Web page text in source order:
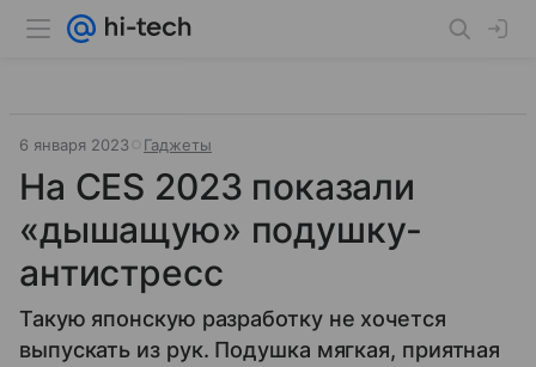
6 января 2023 Гаджеты
На CES 2023 показали
«дышащую» подушку-
антистресс
Такую японскую разработку не хочется
выпускать из рук. Подушка мягкая, приятная